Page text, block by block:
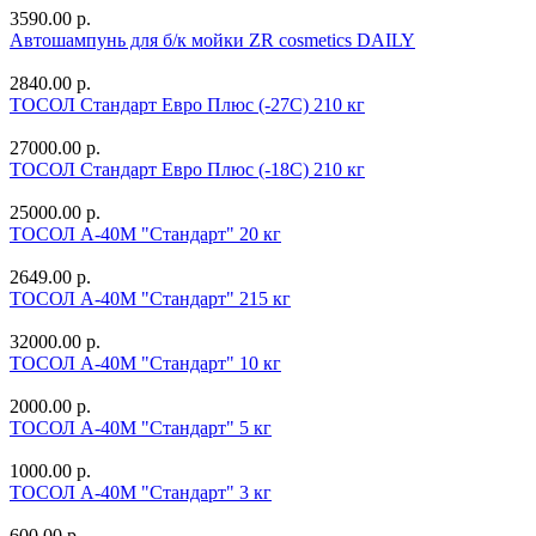
3590.00 р.
Автошампунь для б/к мойки ZR cosmetics DAILY
2840.00 р.
ТОСОЛ Стандарт Евро Плюс (-27С) 210 кг
27000.00 р.
ТОСОЛ Стандарт Евро Плюс (-18С) 210 кг
25000.00 р.
ТОСОЛ А-40М "Стандарт" 20 кг
2649.00 р.
ТОСОЛ А-40М "Стандарт" 215 кг
32000.00 р.
ТОСОЛ А-40М "Стандарт" 10 кг
2000.00 р.
ТОСОЛ А-40М "Стандарт" 5 кг
1000.00 р.
ТОСОЛ А-40М "Стандарт" 3 кг